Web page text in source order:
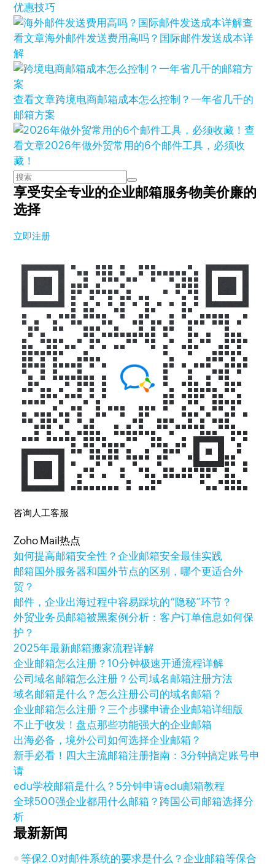
优惠技巧
查
看文章海外邮件发送费用高吗？国际邮件发送成本详
解
查看文章跨境电商邮箱成本怎么控制？一年省几千的
邮箱方案
查
看文章2026年做外贸常用的6个邮件工具，必须收
藏！
享受安全专业的企业邮箱服务物美价廉的
选择
立即注册
咨询人工客服
Zoho Mail热点
如何提高邮箱安全性？企业邮箱安全最佳实践
邮箱国外服务器和国外节点的区别，哪个更适合外
贸？
邮件，企业出海过程中容易踩坑的“隐秘”环节？
外贸业务员邮箱被黑案例分析：客户订单信息如何保
护？
2025年最新邮箱搬家流程详解
企业邮箱怎么注册？10分钟极速开通流程详解
公司域名邮箱怎么注册？公司域名邮箱注册方法
域名邮箱是什么？怎么注册公司的域名邮箱？
企业邮箱怎么注册？三个步骤申请企业邮箱详细版
不止于收发！盘点那些功能强大的企业邮箱
出海必备，境外公司如何选择企业邮箱？
新手必看！四大主流邮箱注册指南：3分钟搞定账号申
请
edu学校邮箱是什么？5分钟申请edu邮箱教程
全球500强企业都用什么邮箱？跨国公司邮箱选择分
析
最新新闻
等保2.0对邮件系统的要求是什么？企业邮箱等保合